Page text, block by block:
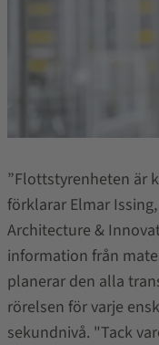
”Flottstyrenheten är
förklarar Elmar
Architecture &
information från
planerar den alla
rörelsen för varje
sekundnivå. "Tack